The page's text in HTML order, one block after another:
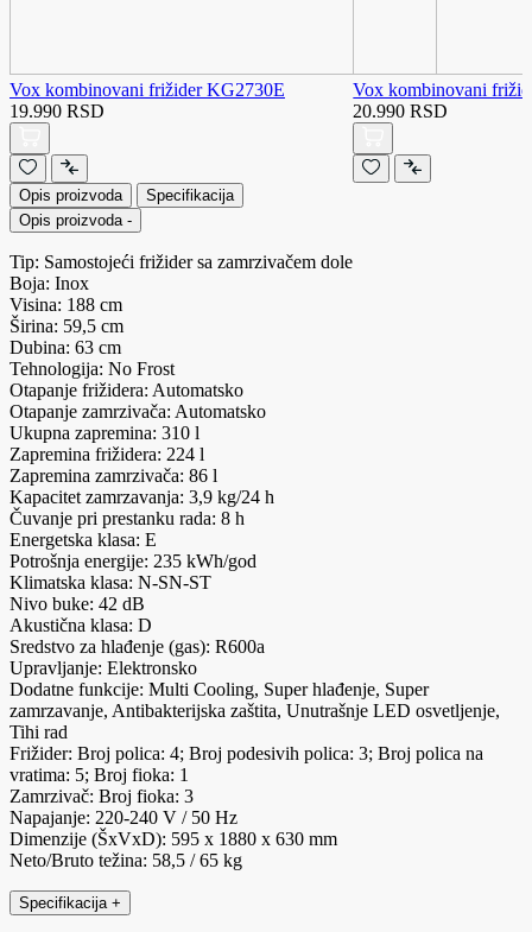
Vox kombinovani frižider KG2730E
19.990 RSD
Vox kombinovani
20.990 RSD
Opis proizvoda
Specifikacija
Opis proizvoda -
Tip: Samostojeći frižider sa zamrzivačem dole
Boja: Inox
Visina: 188 cm
Širina: 59,5 cm
Dubina: 63 cm
Tehnologija: No Frost
Otapanje frižidera: Automatsko
Otapanje zamrzivača: Automatsko
Ukupna zapremina: 310 l
Zapremina frižidera: 224 l
Zapremina zamrzivača: 86 l
Kapacitet zamrzavanja: 3,9 kg/24 h
Čuvanje pri prestanku rada: 8 h
Energetska klasa: E
Potrošnja energije: 235 kWh/god
Klimatska klasa: N-SN-ST
Nivo buke: 42 dB
Akustična klasa: D
Sredstvo za hlađenje (gas): R600a
Upravljanje: Elektronsko
Dodatne funkcije: Multi Cooling, Super hlađenje, Super
zamrzavanje, Antibakterijska zaštita, Unutrašnje LED osvetljenje,
Tihi rad
Frižider: Broj polica: 4; Broj podesivih polica: 3; Broj polica na
vratima: 5; Broj fioka: 1
Zamrzivač: Broj fioka: 3
Napajanje: 220-240 V / 50 Hz
Dimenzije (ŠxVxD): 595 x 1880 x 630 mm
Neto/Bruto težina: 58,5 / 65 kg
Specifikacija +